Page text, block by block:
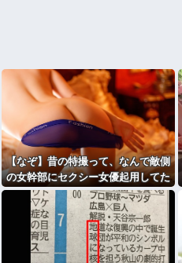
【なぞ】昔の特撮って、なんで敵側
の女幹部にセクシー女優起用してた
んやろ